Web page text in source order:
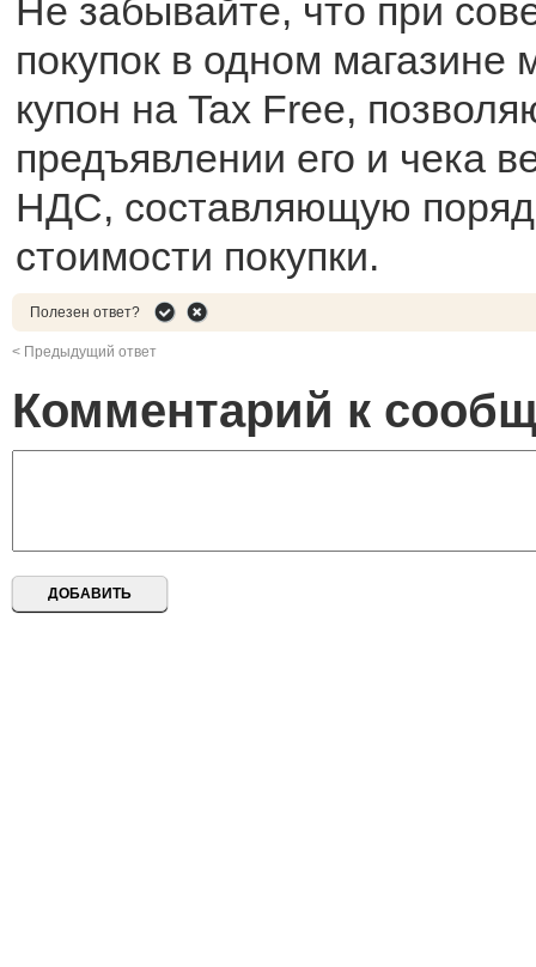
Не забывайте, что при
покупок в одном
купон на Tax Free,
предъявлении его и чека
НДС, составляющую
стоимости покупки.
Полезен ответ?
< Предыдущий ответ
Комментарий к